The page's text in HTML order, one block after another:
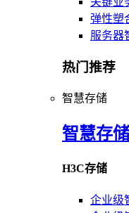
弹性塑
服务器
热门推荐
智慧存储
智慧存储
H3C存储
企业级